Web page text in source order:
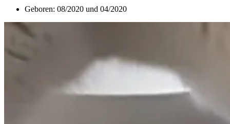
Geboren: 08/2020 und 04/2020